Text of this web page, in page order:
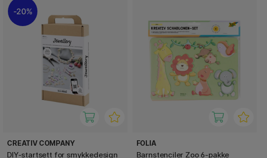
20%
CREATIV COMPANY
DIY-startsett for smykkedesign
FOLIA
Barnstenciler Zoo 6-pakke